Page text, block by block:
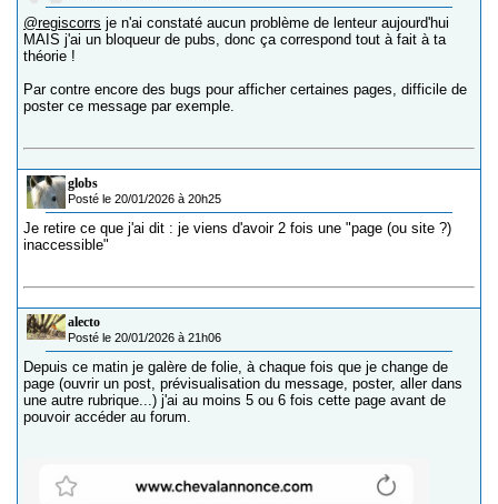
@regiscorrs je n'ai constaté aucun problème de lenteur aujourd'hui
MAIS j'ai un bloqueur de pubs, donc ça correspond tout à fait à ta
théorie !
Par contre encore des bugs pour afficher certaines pages, difficile de
poster ce message par exemple.
globs
Posté le 20/01/2026 à 20h25
Je retire ce que j'ai dit : je viens d'avoir 2 fois une "page (ou site ?)
inaccessible"
alecto
Posté le 20/01/2026 à 21h06
Depuis ce matin je galère de folie, à chaque fois que je change de
page (ouvrir un post, prévisualisation du message, poster, aller dans
une autre rubrique...) j'ai au moins 5 ou 6 fois cette page avant de
pouvoir accéder au forum.